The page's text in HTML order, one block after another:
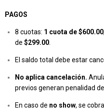
PAGOS
8 cuotas: 1 cuota de $600.00,
de $299.00.
El saldo total debe estar
No aplica cancelación.
previos generan penalidad del
En caso de no show, se